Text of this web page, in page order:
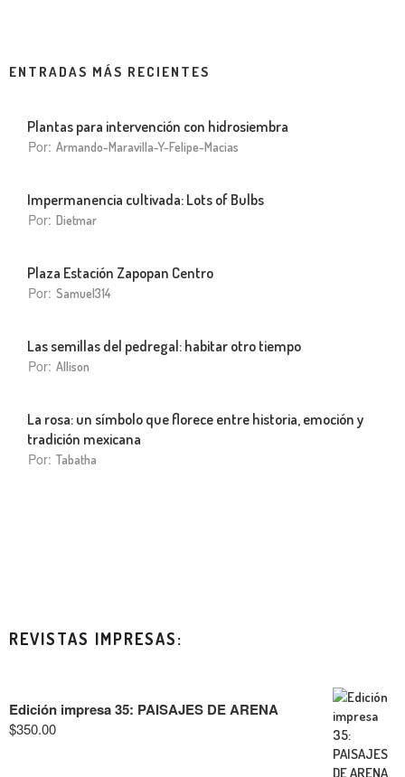
ENTRADAS MÁS RECIENTES
Plantas para intervención con hidrosiembra
Por: Armando-Maravilla-Y-Felipe-Macias
Impermanencia cultivada: Lots of Bulbs
Por: Dietmar
Plaza Estación Zapopan Centro
Por: Samuel314
Las semillas del pedregal: habitar otro tiempo
Por: Allison
La rosa: un símbolo que florece entre historia, emoción y
tradición mexicana
Por: Tabatha
REVISTAS IMPRESAS:
Edición impresa 35: PAISAJES DE ARENA
$350.00